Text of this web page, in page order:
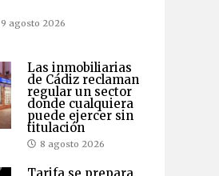
9 agosto 2026
Las inmobiliarias
de Cádiz reclaman
regular un sector
donde cualquiera
puede ejercer sin
titulación
8 agosto 2026
Tarifa se prepara